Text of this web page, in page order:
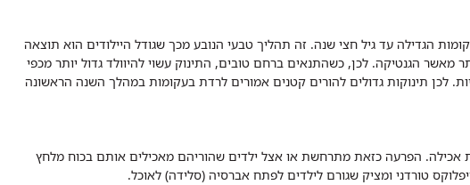
הגדילה עד גיל חצי שנה. זה תהליך טבעי הנובע מכך שגודל היילודים הוא תוצאה
מאשר הגנטיקה. לכן, כשהתנאים ברחם טובים, התינוק עשוי להיוולד גדול יותר מכפי
לכן תינוקות גדולים להורים קטנים אמורים לרדת בעקומות במהלך השנה הראשונה
אכילה. הפרעה כזאת מתרחשת או אצל ילדים שהוריהם מאכילים אותם בכוח מלחץ
טורדני ומציק שגורם לילדים לפתח אברסיה (סלידה) לאוכל.